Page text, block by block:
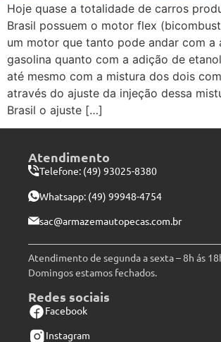
Hoje quase a totalidade de carros
Brasil possuem o motor flex
um motor que tanto pode andar com a
gasolina quanto com a adição de
até mesmo com a mistura dos dois
através do ajuste da injeção dessa
Brasil o ajuste […]
Atendimento
Telefone: (49) 93025-8380
Whatsapp: (49) 99948-4754
sac@armazemautopecas.com.br
Atendimento de segunda a sexta – 8h ás
Domingos estamos fechados.
Redes sociais
Facebook
Instagram